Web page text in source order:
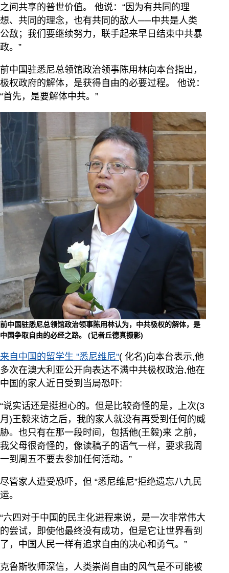
之间共享的普世价值。 他说：“因为有共同的理
想、共同的理念，也有共同的敌人──中共是人类
公敌；我们要继续努力，联手起来早日结束中共暴
政。”
前中国驻悉尼总领馆政治领事陈用林向本台指出，
极权政府的解体，是获得自由的必要过程。 他说：
“首先，是要解体中共。”
前中国驻悉尼总领馆政治领事陈用林认为，中共极权的解体，是
中国争取自由的必经之路。 (记者丘德真摄影)
来自中国的留学生 "悉尼维尼"( 化名)向本台表示,他
多次在澳大利亚公开向表达不满中共极权政治,他在
中国的家人近日受到当局恐吓:
“说实话还是挺担心的。但是比较奇怪的是，上次(3
月)王毅来访之后，我的家人就没有再受到任何的威
胁。也只有在那一段时间，包括他(王毅)来 之前，
我父母很奇怪的，像读稿子的语气一样，要求我周
一到周五不要去参加任何活动。”
尽管家人遭受恐吓，但 “悉尼维尼”拒绝遗忘八九民
运。
“六四对于中国的民主化进程来说，是一次非常伟大
的尝试，即使他最终没有成功，但是它让世界看到
了，中国人民一样有追求自由的决心和勇气。”
克鲁斯牧师深信，人类崇尚自由的风气是不可能被